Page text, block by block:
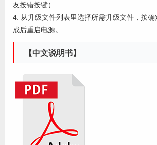
友按错按键）
4. 从升级文件列表里选择所需升级文件，按
成后重启电源。
【中文说明书】